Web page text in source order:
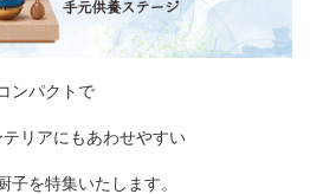
ンパクトで
リアにもあわせやすい
子を特集いたします。